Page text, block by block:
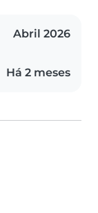
Abril 2026
Há 2 meses